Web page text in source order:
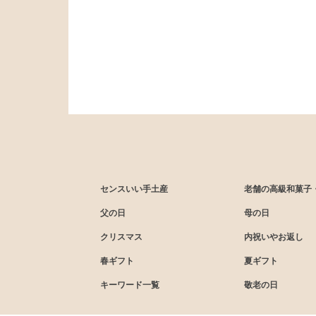
センスいい手土産 老舗の高級和菓子
父の日 母の日
クリスマス 内祝いやお返し
春ギフト 夏ギフト
キーワード一覧 敬老の日